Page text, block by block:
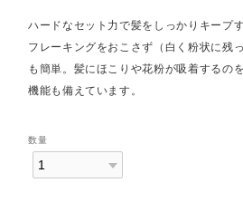
ハードなセット力で髪をしっかりキープ
フレーキングをおこさず（白く粉状に残
も簡単。髪にほこりや花粉が吸着するの
機能も備えています。
数量